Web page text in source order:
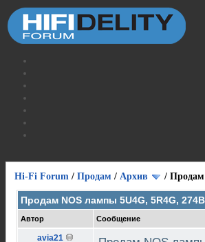
Hi-Fi Forum / Продам / Архив / Продам
Продам NOS лампы 5U4G, 5R4G,
Автор Сообщение
avia21